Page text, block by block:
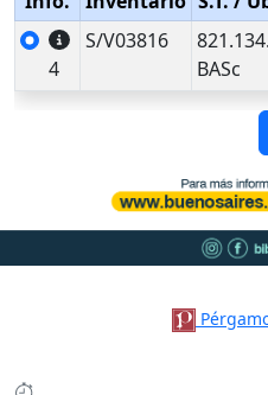
4
S/V03816
BASc